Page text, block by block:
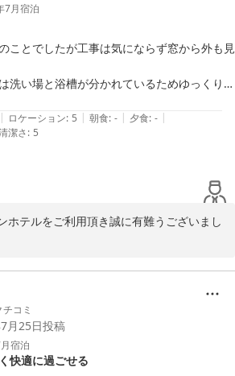
う努めて参ります。
ーテンが生乾きの匂いがしたと言うご指
をさせてしまい大変申し訳ございません。
ようスタッフ間での共有及びこまめな点検
いですがお客様に安心・安全・何より快
ル作りをしてまいります。
是非当館を宜しくお願いいたします。
稿いただきまして、誠にありがとうござい
7月宿泊
ことでしたが工事は気にならず窓から外も見
洗い場と浴槽が分かれているためゆっくり入
じが良く機会があればまた利用したいです。
| ロケーション: 5 | 朝食: - | 夕食: - |
潔さ: 5
ホテルをご利用頂き誠に有難うございまし
価拝見いたしましてご満足いただけました
耳を傾け、スタッフ一丸となりサービスの
でお気づきの点がございましたらご意見頂
。
頂きまして誠にありがとうございまし
コミ
月25日投稿
宿泊
快適に過ごせる